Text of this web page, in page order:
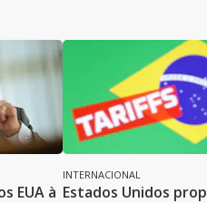
EUA à
INTERNACIONAL
Estados Unidos